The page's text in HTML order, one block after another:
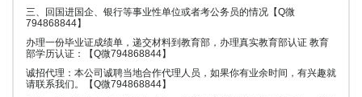
三、回国进国企、银行等事业性单位或者考公务员的情况【Q微
794868844】
办理一份毕业证成绩单，递交材料到教育部，办理真实教育部认证 教育
部学历认证：【Q微794868844】
诚招代理：本公司诚聘当地合作代理人员，如果你有业余时间，有兴趣就
请联系我们。【Q微794868844】